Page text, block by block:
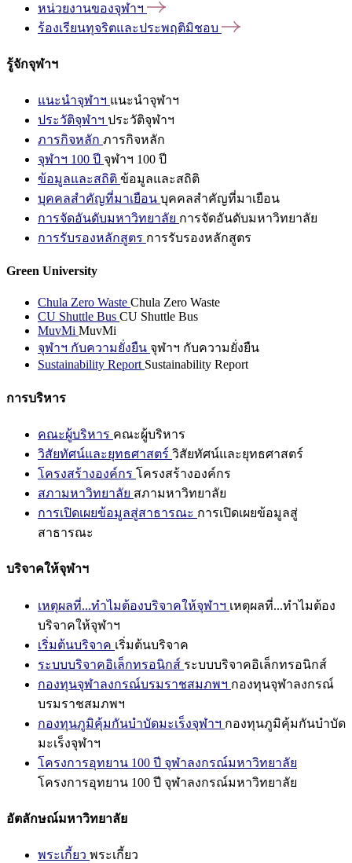
หน่วยงานของจุฬาฯ
ร้องเรียนทุจริตและประพฤติมิชอบ
รู้จักจุฬาฯ
แนะนำจุฬาฯ แนะนำจุฬาฯ
ประวัติจุฬาฯ ประวัติจุฬาฯ
ภารกิจหลัก ภารกิจหลัก
จุฬาฯ 100 ปี จุฬาฯ 100 ปี
ข้อมูลและสถิติ ข้อมูลและสถิติ
บุคคลสำคัญที่มาเยือน บุคคลสำคัญที่มาเยือน
การจัดอันดับมหาวิทยาลัย การจัดอันดับมหาวิทยาลัย
การรับรองหลักสูตร การรับรองหลักสูตร
Green University
Chula Zero Waste Chula Zero Waste
CU Shuttle Bus CU Shuttle Bus
MuvMi MuvMi
จุฬาฯ กับความยั่งยืน จุฬาฯ กับความยั่งยืน
Sustainability Report Sustainability Report
การบริหาร
คณะผู้บริหาร คณะผู้บริหาร
วิสัยทัศน์และยุทธศาสตร์ วิสัยทัศน์และยุทธศาสตร์
โครงสร้างองค์กร โครงสร้างองค์กร
สภามหาวิทยาลัย สภามหาวิทยาลัย
การเปิดเผยข้อมูลสู่สาธารณะ การเปิดเผยข้อมูลสู่
สาธารณะ
บริจาคให้จุฬาฯ
เหตุผลที่...ทำไมต้องบริจาคให้จุฬาฯ เหตุผลที่...ทำไมต้อง
บริจาคให้จุฬาฯ
เริ่มต้นบริจาค เริ่มต้นบริจาค
ระบบบริจาคอิเล็กทรอนิกส์ ระบบบริจาคอิเล็กทรอนิกส์
กองทุนจุฬาลงกรณ์บรมราชสมภพฯ กองทุนจุฬาลงกรณ์
บรมราชสมภพฯ
กองทุนภูมิคุ้มกันบำบัดมะเร็งจุฬาฯ กองทุนภูมิคุ้มกันบำบัด
มะเร็งจุฬาฯ
โครงการอุทยาน 100 ปี จุฬาลงกรณ์มหาวิทยาลัย
โครงการอุทยาน 100 ปี จุฬาลงกรณ์มหาวิทยาลัย
อัตลักษณ์มหาวิทยาลัย
พระเกี้ยว พระเกี้ยว